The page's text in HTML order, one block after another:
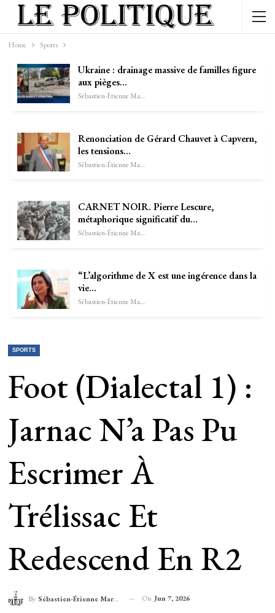
Home Sports
Ukraine : drainage massive de familles figure
aux pièges…
Sébastien-Étienne Marechal
Renonciation de Gérard Chauvet à Capvern,
les tensions…
Sébastien-Étienne Marechal
CARNET NOIR. Pierre Lescure,
métaphorique significatif du…
Sébastien-Étienne Marechal
“L’algorithme de X est une ingérence dans la
vie…
Sébastien-Étienne Marechal
SPORTS
Foot (Dialectal 1) :
Jarnac N’a Pas Pu
Escrimer À
Trélissac Et
Redescend En R2
By Sébastien-Étienne Marechal On Jun 7, 2026